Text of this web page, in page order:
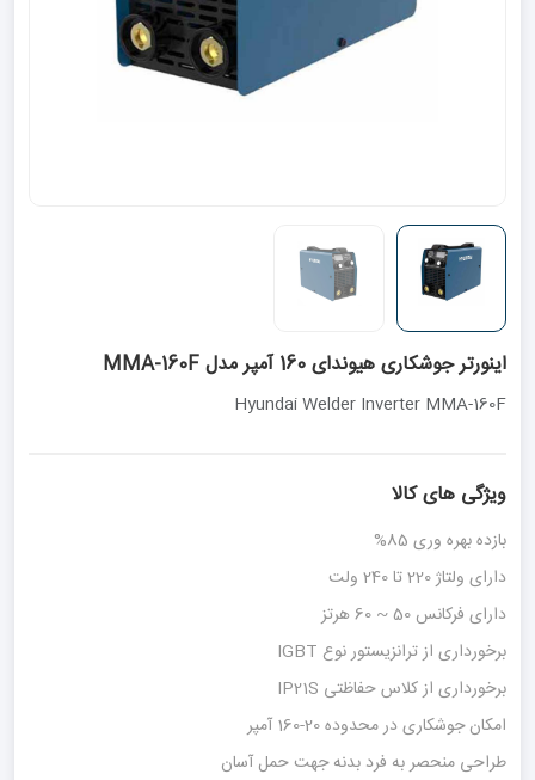
اینورتر جوشکاری هیوندای 160 آمپر مدل MMA-160F
Hyundai Welder Inverter MMA-160F
ویژگی های کالا
بازده بهره وری 85%
دارای ولتاژ 220 تا 240 ولت
دارای فرکانس 50 ~ 60 هرتز
برخورداری از ترانزیستور نوع IGBT
برخورداری از کلاس حفاظتی IP21S
امکان جوشکاری در محدوده 20-160 آمپر
طراحی منحصر به فرد بدنه جهت حمل آسان